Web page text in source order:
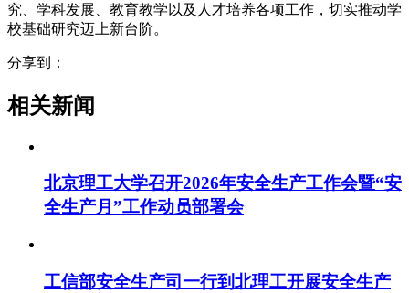
究、学科发展、教育教学以及人才培养各项工作，切实推动学
校基础研究迈上新台阶。
分享到：
相关新闻
北京理工大学召开2026年安全生产工作会暨“安
全生产月”工作动员部署会
工信部安全生产司一行到北理工开展安全生产